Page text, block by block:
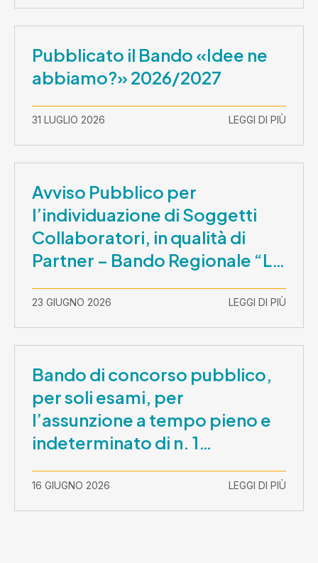
Pubblicato il Bando «Idee ne
abbiamo?» 2026/2027
31 LUGLIO 2026 LEGGI DI PIÙ
Avviso Pubblico per
l’individuazione di Soggetti
Collaboratori, in qualità di
Partner – Bando Regionale “La
Lombardia è dei Giovani 2026”
– CUP E81B26000210003
23 GIUGNO 2026 LEGGI DI PIÙ
Bando di concorso pubblico,
per soli esami, per
l’assunzione a tempo pieno e
indeterminato di n. 1
Assistente Sociale –
Comunicazione prova scritta e
prova orale
16 GIUGNO 2026 LEGGI DI PIÙ